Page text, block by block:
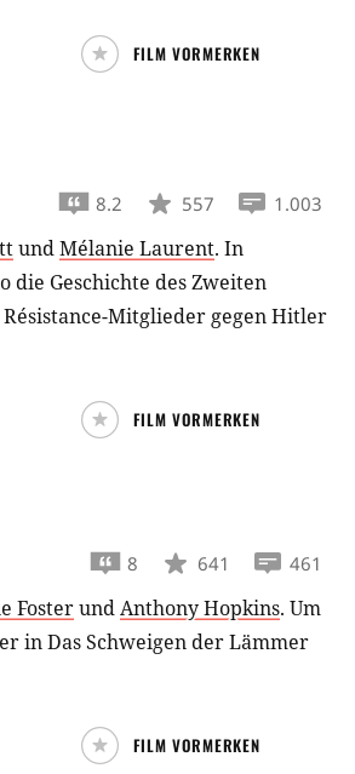
FILM VORMERKEN
8.2 557 1.003
undMélanie Laurent. In
Geschichte des Zweiten
Mitglieder gegen Hitler
FILM VORMERKEN
8 641 461
FosterundAnthony Hopkins. Um
in Das Schweigen der Lämmer
FILM VORMERKEN